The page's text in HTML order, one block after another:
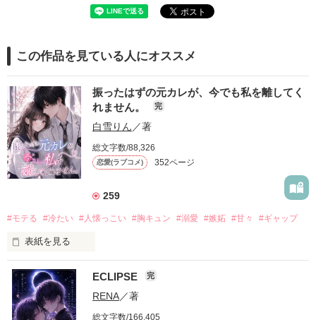
この作品を見ている人にオススメ
振ったはずの元カレが、今でも私を離してく
れません。
完
白雪りん ／著
総文字数/88,326
恋愛(ラブコメ) 352ページ
259
#モテる #冷たい #人懐っこい #胸キュン #溺愛 #嫉妬 #甘々 #ギャップ
表紙を見る
「好きだったから、別れを選んだ。」
モテる人を好きになるのが怖かった。
ECLIPSE 完
RENA／著
総文字数/166,405